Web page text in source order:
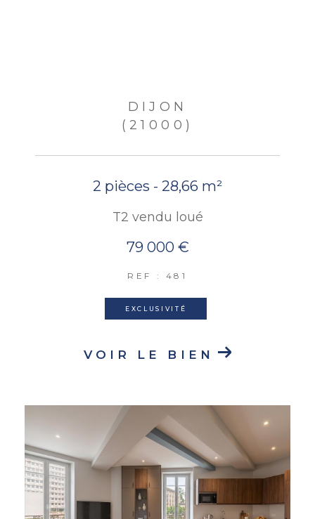
DIJON
(21000)
2 pièces - 28,66 m²
T2 vendu loué
79 000 €
REF : 481
EXCLUSIVITÉ
VOIR LE BIEN